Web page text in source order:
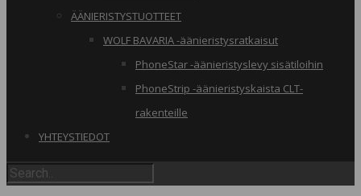
ÄÄNIERISTYSTUOTTEET
WOLF BAVARIA -äänieristysratkaisut
PhoneStar -äänieristyslevy sisätiloihin
PhoneStrip -äänieristyskaista CLT-
rakenteille
YHTEYSTIEDOT